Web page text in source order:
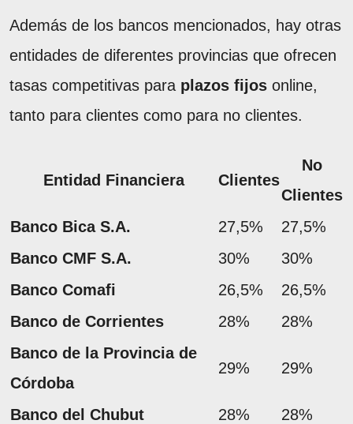
Además de los bancos mencionados, hay otras
entidades de diferentes provincias que ofrecen
tasas competitivas para plazos fijos online,
tanto para clientes como para no clientes.
Entidad Financiera Clientes
No
Clientes
Banco Bica S.A.
27,5%
27,5%
Banco CMF S.A.
30%
30%
Banco Comafi
26,5%
26,5%
Banco de Corrientes
28%
28%
Banco de la Provincia de
Córdoba
29% 29%
Banco del Chubut 28%
28%